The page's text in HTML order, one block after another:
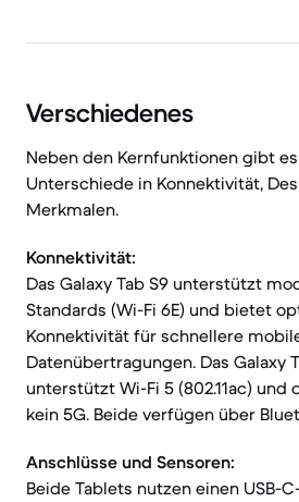
Verschiedenes
Neben den Kernfunktionen gibt
Unterschiede in Konnektivität,
Merkmalen.
Konnektivität:
Das Galaxy Tab S9 unterstützt
Standards (Wi-Fi 6E) und bietet
Konnektivität für schnellere
Datenübertragungen. Das Galaxy
unterstützt Wi-Fi 5 (802.11ac) und
kein 5G. Beide verfügen über
Anschlüsse und Sensoren:
Beide Tablets nutzen einen USB-